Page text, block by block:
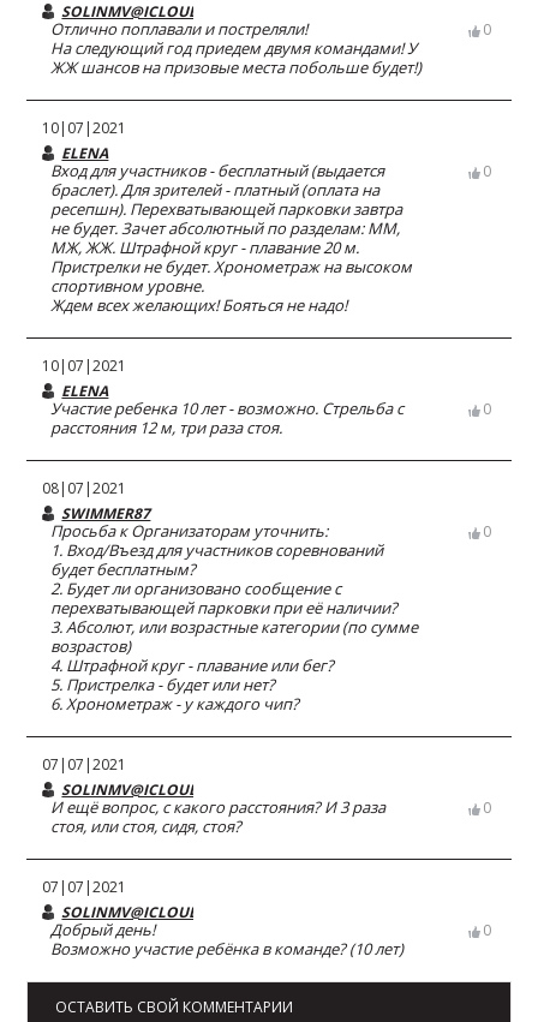
SOLINMV@ICLOUD.COM
Отлично поплавали и постреляли!
На следующий год приедем двумя командами! У
ЖЖ шансов на призовые места побольше будет!)
0
10|07|2021
ELENA
Вход для участников - бесплатный (выдается
браслет). Для зрителей - платный (оплата на
ресепшн). Перехватывающей парковки завтра
не будет. Зачет абсолютный по разделам: ММ,
МЖ, ЖЖ. Штрафной круг - плавание 20 м.
Пристрелки не будет. Хронометраж на высоком
спортивном уровне.
Ждем всех желающих! Бояться не надо!
0
10|07|2021
ELENA
Участие ребенка 10 лет - возможно. Стрельба с
расстояния 12 м, три раза стоя.
0
08|07|2021
SWIMMER87
Просьба к Организаторам уточнить:
1. Вход/Въезд для участников соревнований
будет бесплатным?
2. Будет ли организовано сообщение с
перехватывающей парковки при её наличии?
3. Абсолют, или возрастные категории (по сумме
возрастов)
4. Штрафной круг - плавание или бег?
5. Пристрелка - будет или нет?
6. Хронометраж - у каждого чип?
0
07|07|2021
SOLINMV@ICLOUD.COM
И ещё вопрос, с какого расстояния? И 3 раза
стоя, или стоя, сидя, стоя?
0
07|07|2021
SOLINMV@ICLOUD.COM
Добрый день!
Возможно участие ребёнка в команде? (10 лет)
0
ОСТАВИТЬ СВОЙ КОММЕНТАРИИ